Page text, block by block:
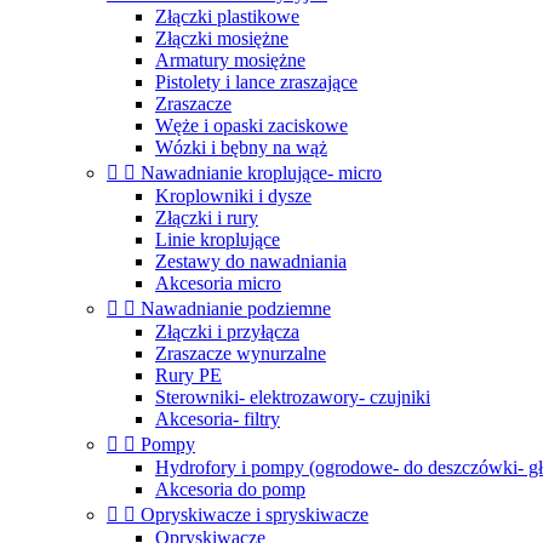
Złączki plastikowe
Złączki mosiężne
Armatury mosiężne
Pistolety i lance zraszające
Zraszacze
Węże i opaski zaciskowe
Wózki i bębny na wąż
  Nawadnianie kroplujące- micro
Kroplowniki i dysze
Złączki i rury
Linie kroplujące
Zestawy do nawadniania
Akcesoria micro
  Nawadnianie podziemne
Złączki i przyłącza
Zraszacze wynurzalne
Rury PE
Sterowniki- elektrozawory- czujniki
Akcesoria- filtry
  Pompy
Hydrofory i pompy (ogrodowe- do deszczówki-
Akcesoria do pomp
  Opryskiwacze i spryskiwacze
Opryskiwacze